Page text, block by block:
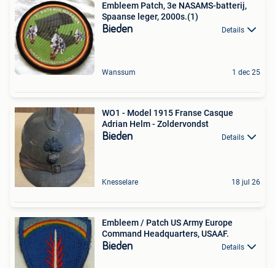
Embleem Patch, 3e NASAMS-batterij,
Spaanse leger, 2000s.(1)
Bieden Details
Wanssum 1 dec 25
WO1 - Model 1915 Franse Casque
Adrian Helm - Zoldervondst
Bieden Details
Knesselare 18 jul 26
Embleem / Patch US Army Europe
Command Headquarters, USAAF.
Bieden Details